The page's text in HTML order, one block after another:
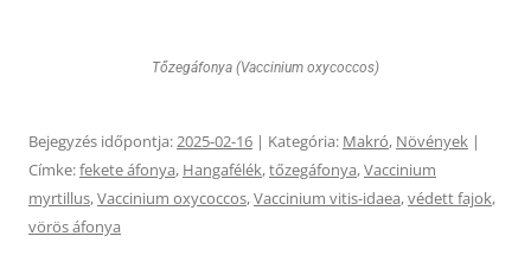
Tőzegáfonya (Vaccinium oxycoccos)
Bejegyzés időpontja: 2025-02-16 | Kategória: Makró, Növények |
Címke:fekete áfonya, Hangafélék,tőzegáfonya,Vaccinium
myrtillus,Vaccinium oxycoccos,Vaccinium vitis-idaea,védett fajok,
vörös áfonya